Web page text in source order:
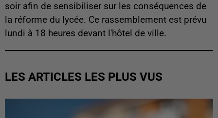
soir afin de sensibiliser sur les conséquences de
la réforme du lycée. Ce rassemblement est prévu
lundi à 18 heures devant l'hôtel de ville.
LES ARTICLES LES PLUS VUS